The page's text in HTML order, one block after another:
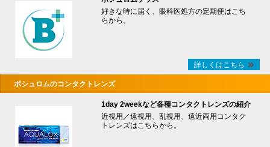
好きな時に届く、眼科医処方の定期便はこち
らから。
詳しくはこちら
ボシュロムのコンタクトレンズ
1day 2weekなど各種コンタクトレンズの紹介
近視用／遠視用、乱視用、遠近両用コンタク
トレンズはこちらから。